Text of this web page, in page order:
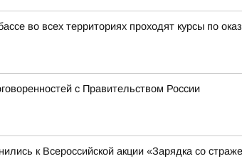
во всех территориях проходят курсы по
с Правительством России
к Всероссийской акции «Зарядка со